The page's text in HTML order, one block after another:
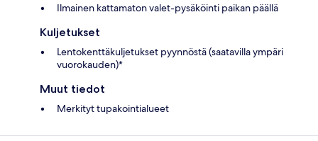
Ilmainen kattamaton valet-pysäköinti paikan päällä
Kuljetukset
Lentokenttäkuljetukset pyynnöstä (saatavilla ympäri
vuorokauden)*
Muut tiedot
Merkityt tupakointialueet